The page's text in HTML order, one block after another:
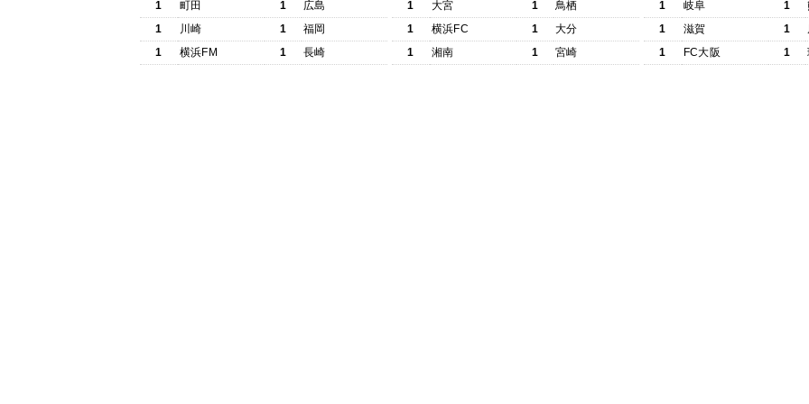
1
町田 1
広島
1
川崎 1
福岡
1
横浜FM 1 長崎
1
大宮 1
鳥栖
1
横浜FC 1
大分
1
湘南 1 宮崎
1
岐阜 1
1
滋賀 1
1
FC大阪 1